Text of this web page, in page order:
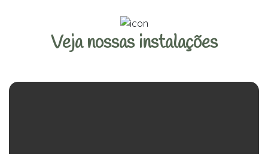
Veja nossas instalações